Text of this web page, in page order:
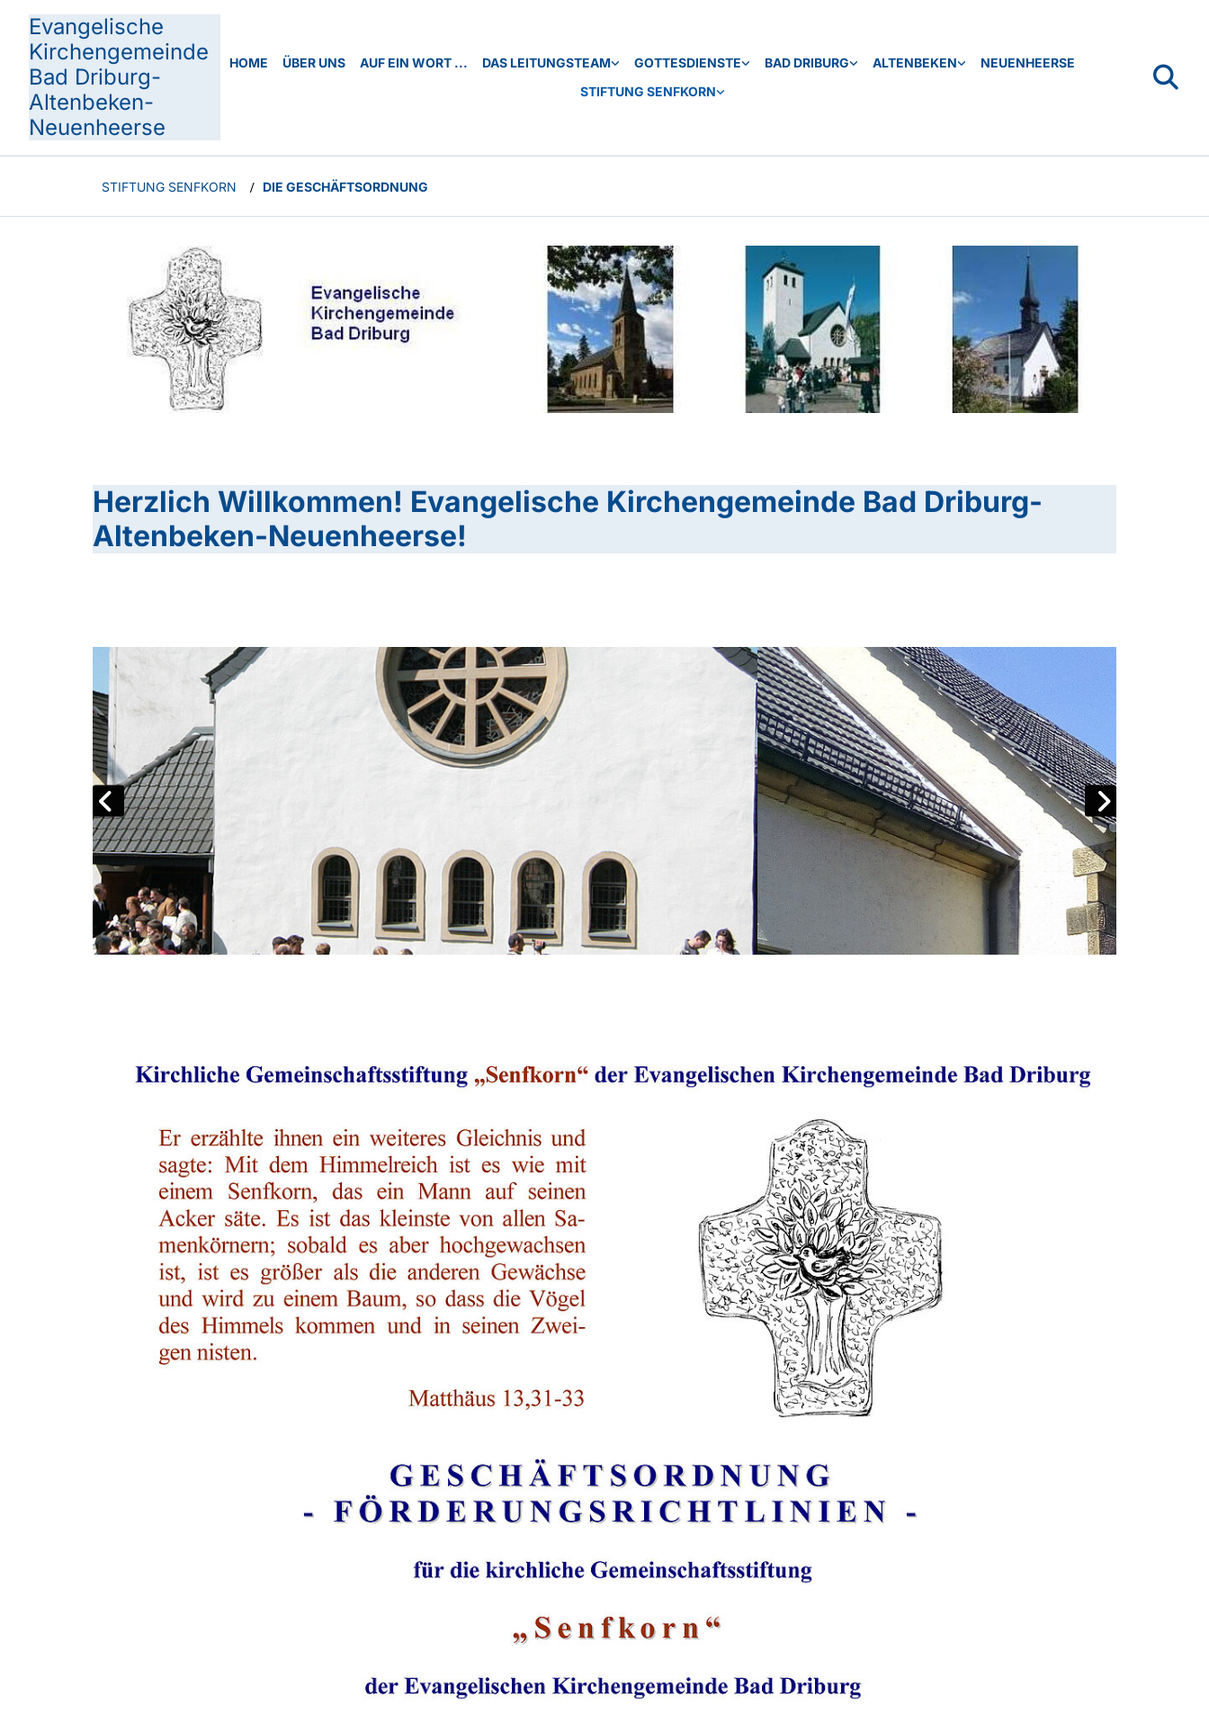
Evangelische
Kirchengemeinde
Bad Driburg-
Altenbeken-
Neuenheerse
HOME ÜBER UNS AUF EIN WORT ... DAS LEITUNGSTEAM GOTTESDIENSTE BAD DRIBURG ALTENBEKEN
NEUENHEERSE
STIFTUNG SENFKORN
STIFTUNG SENFKORN / DIE GESCHÄFTSORDNUNG
Herzlich Willkommen! Evangelische Kirchengemeinde Bad Driburg-
Altenbeken-Neuenheerse!